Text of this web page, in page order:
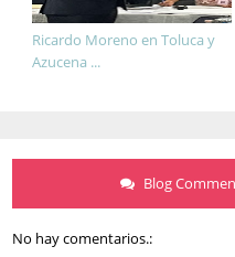
Ricardo Moreno en Toluca y
Azucena ...
Blog
No hay comentarios.: